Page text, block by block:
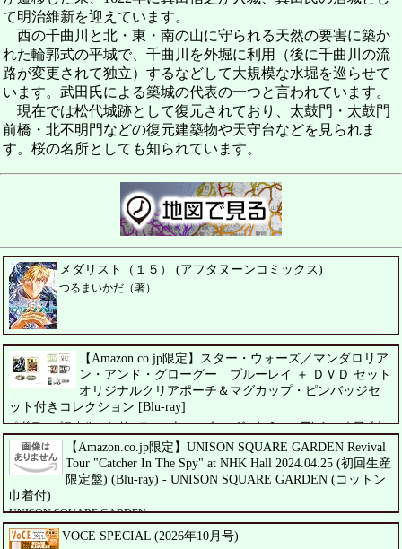
て明治維新を迎えています。
西の千曲川と北・東・南の山に守られる天然の要害に築か
れた輪郭式の平城で、千曲川を外堀に利用（後に千曲川の流
路が変更されて独立）するなどして大規模な水堀を巡らせて
います。武田氏による築城の代表の一つと言われています。
現在では松代城跡として復元されており、太鼓門・太鼓門
前橋・北不明門などの復元建築物や天守台などを見られま
す。桜の名所としても知られています。
メダリスト（１５） (アフタヌーンコミックス)
つるまいかだ（著）
【Amazon.co.jp限定】スター・ウォーズ／マンダロリア
ン・アンド・グローグー ブルーレイ ＋ ＤＶＤ セット
オリジナルクリアポーチ＆マグカップ・ピンバッジセ
ット付きコレクション [Blu-ray]
ペドロ・パスカル、シガーニー・ウィーバー、ジェレミー・アレン・ホワイト
【Amazon.co.jp限定】UNISON SQUARE GARDEN Revival
Tour "Catcher In The Spy" at NHK Hall 2024.04.25 (初回生産
限定盤) (Blu-ray) - UNISON SQUARE GARDEN (コットン
巾着付)
UNISON SQUARE GARDEN
VOCE SPECIAL (2026年10月号)